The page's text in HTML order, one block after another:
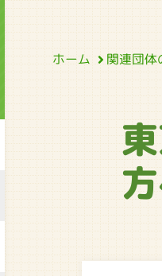
ホーム 関連団体